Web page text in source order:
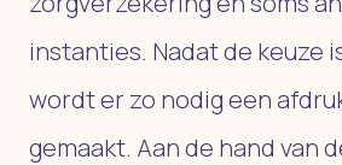
instanties. Nadat de keuze
wordt er zo nodig een
gemaakt. Aan de hand van